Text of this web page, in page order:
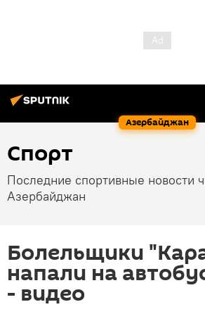
Азербайджан
Спорт
Последние спортивные новости
Азербайджан
Болельщики
напали на
- видео